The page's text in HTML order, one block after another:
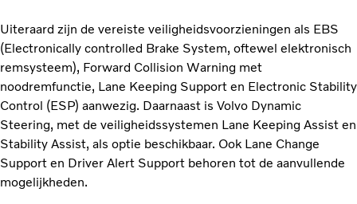
Uiteraard zijn de vereiste veiligheidsvoorzieningen als EBS
(Electronically controlled Brake System, oftewel elektronisch
remsysteem), Forward Collision Warning met
noodremfunctie, Lane Keeping Support en Electronic Stability
Control (ESP) aanwezig. Daarnaast is Volvo Dynamic
Steering, met de veiligheidssystemen Lane Keeping Assist en
Stability Assist, als optie beschikbaar. Ook Lane Change
Support en Driver Alert Support behoren tot de aanvullende
mogelijkheden.